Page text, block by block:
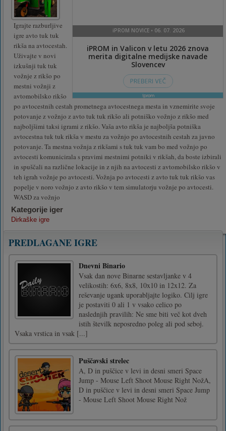
Igrajte razburljive
igre avto tuk tuk
rikša na avtocestah.
Uživajte v novi
izkušnji tuk tuk
vožnje z rikšo po
mestni vožnji z
avtomobilsko rikšo
po avtocestnih cestah prometnega avtocestnega mesta in vznemirite svoje
potovanje z vožnjo z avto tuk tuk rikšo ali potniško vožnjo z rikšo med
najboljšimi taksi igrami z rikšo. Vaša avto rikša je najboljša potniška
avtocestna tuk tuk rikša v mestu za vožnjo po avtocestnih cestah za javno
potovanje. Ta mestna vožnja z rikšami s tuk tuk vam bo med vožnjo po
avtocesti komunicirala s pravimi mestnimi potniki v rikšah, da boste izbirali
in spuščali na različne lokacije in z njih na avtocesti z avtomobilsko rikšo v
teh igrah vožnje po avtocesti. Vožnja po avtocesti z avto tuk tuk rikšo vas
popelje v noro vožnjo z avto rikšo v tem simulatorju vožnje po avtocesti.
WASD za vožnjo
Kategorije iger
Dirkaške igre
PREDLAGANE IGRE
Dnevni Binario
Vsak dan nove Binarne sestavljanke v 4
velikostih: 6x6, 8x8, 10x10 in 12x12. Za
reševanje ugank uporabljajte logiko. Cilj igre
je postaviti 0 ali 1 v vsako celico po
naslednjih pravilih: Ne sme biti več kot dveh
istih številk neposredno poleg ali pod seboj.
Vsaka vrstica in vsak [...]
Puščavski strelec
A, D in puščice v levi in desni smeri Space
Jump - Mouse Left Shoot Mouse Right NožA,
D in puščice v levi in desni smeri Space Jump
- Mouse Left Shoot Mouse Right Nož